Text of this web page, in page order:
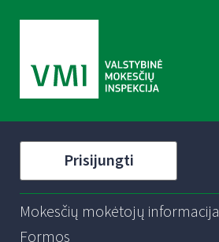
Prisijungti
Mokesčių mokėtojų informacija
Formos